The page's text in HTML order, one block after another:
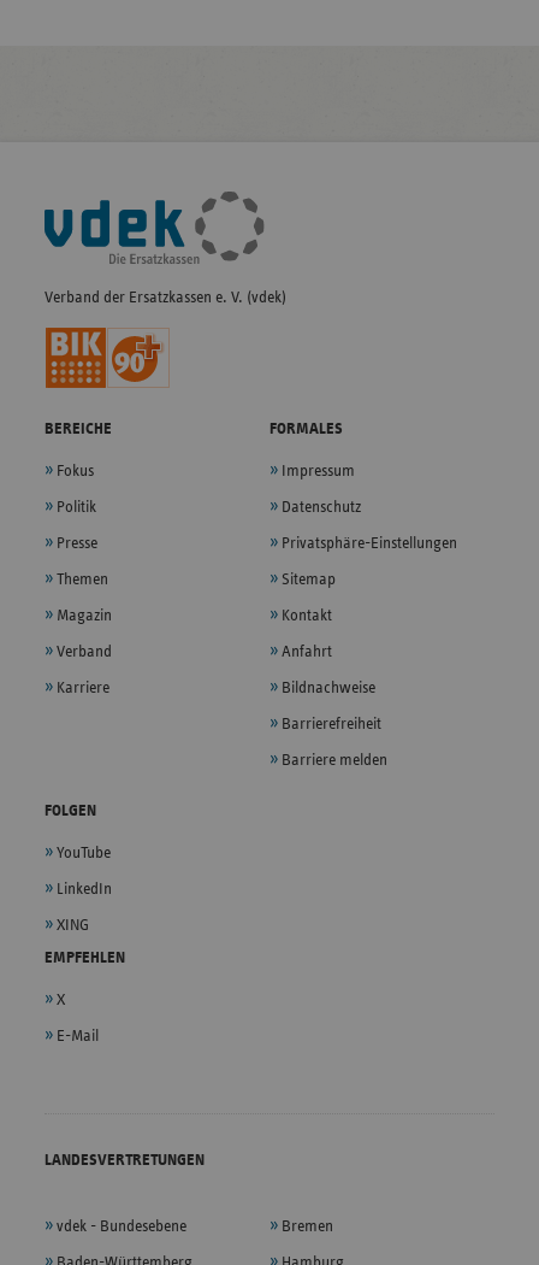
Fußleisten-
Navigation
Verband der Ersatzkassen e. V. (vdek)
BEREICHE
Fokus
Politik
Presse
Themen
Magazin
Verband
Karriere
FORMALES
Impressum
Datenschutz
Privatsphäre-Einstellungen
Sitemap
Kontakt
Anfahrt
Bildnachweise
Barrierefreiheit
Barriere melden
FOLGEN
YouTube
LinkedIn
XING
EMPFEHLEN
X
E-Mail
LANDESVERTRETUNGEN
vdek - Bundesebene Bremen